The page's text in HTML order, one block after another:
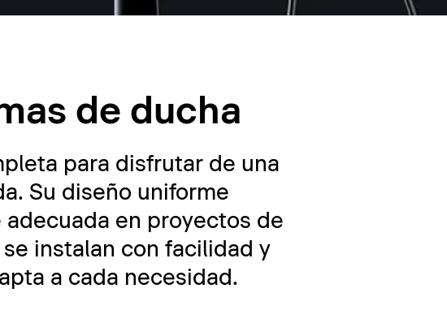
de ducha
para disfrutar de una
Su diseño uniforme
en proyectos de
instalan con facilidad y
a cada necesidad.